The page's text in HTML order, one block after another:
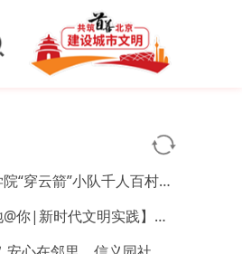
人百村暑期实践：红色文化可感可触，文创“小楼”萌动山乡
践】开营第四天｜执笔忆研学，动手探科学，解锁夏日多彩时光